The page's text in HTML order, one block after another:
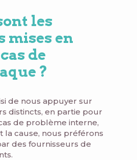
les
mises en
de
?
de nous appuyer sur
distincts, en partie pour
de problème interne,
la cause, nous préférons
des fournisseurs de